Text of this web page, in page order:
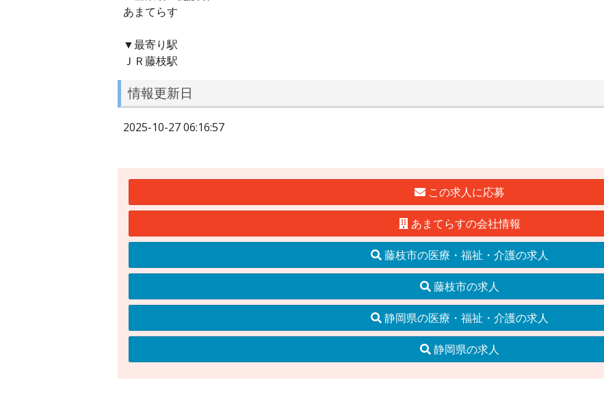
あまてらす
▼最寄り駅
ＪＲ藤枝駅
情報更新日
2025-10-27 06:16:57
この求人に応募
あまてらすの会社情報
藤枝市の医療・福祉・介護の求人
藤枝市の求人
静岡県の医療・福祉・介護の求人
静岡県の求人